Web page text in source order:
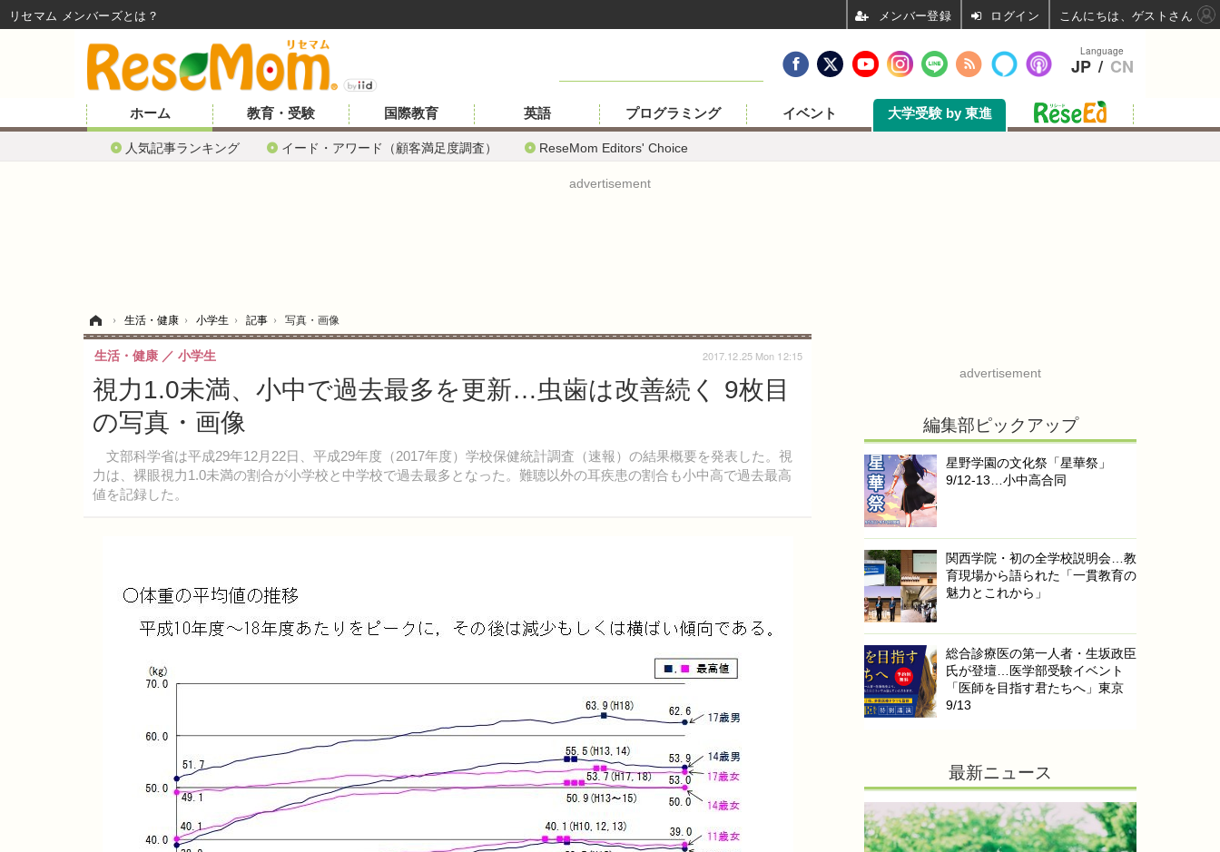
ホーム
人気記事ランキング イード・アワード（顧客満足度調査） ReseMom Editors' Choice
教育・受験 国際教育 英語 プログラミング イベント 大学受験 by 東進
advertisement
› 生活・健康 › 小学生 › 記事 › 写真・画像
視力1.0未満、小中で過去最多を更新…虫歯は改善続く 9枚目
の写真・画像
文部科学省は平成29年12月22日、平成29年度（2017年度）学校保健統計調査（速報）の結果概要を発表した。視
力は、裸眼視力1.0未満の割合が小学校と中学校で過去最多となった。難聴以外の耳疾患の割合も小中高で過去最高
値を記録した。
生活・健康 小学生 2017.12.25 Mon 12:15
advertisement
編集部ピックアップ
星野学園の文化祭「星華祭」
9/12-13…小中高合同
関西学院・初の全学校説明会…教
育現場から語られた「一貫教育の
魅力とこれから」
総合診療医の第一人者・生坂政臣
氏が登壇…医学部受験イベント
「医師を目指す君たちへ」東京
9/13
最新ニュース
Language
JP / CN
リセマム メンバーズ ログイン こんにちは、ゲストさん